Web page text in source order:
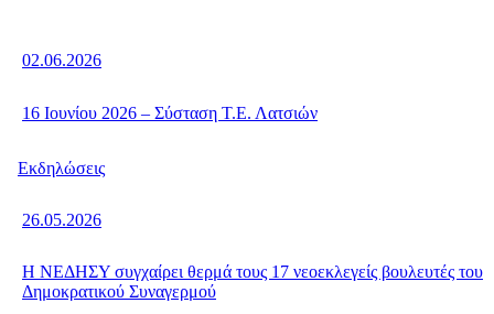
02.06.2026
16 Ιουνίου 2026 – Σύσταση Τ.Ε. Λατσιών
26.05.2026
Η ΝΕΔΗΣΥ συγχαίρει θερμά τους 17 νεοεκλεγείς βουλευτές του
Δημοκρατικού Συναγερμού
Εκδηλώσεις